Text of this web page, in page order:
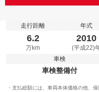
走行距離
6.2
万km
年式
2010
(平成22)
車検
車検整備付
支払総額には、車両本体価格の他、